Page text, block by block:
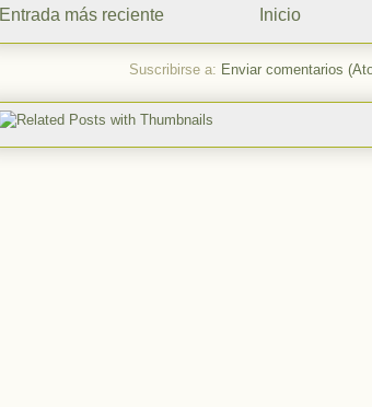
Entrada más reciente Inicio
Suscribirse a: Enviar comentarios